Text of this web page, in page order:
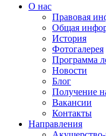
О нас
Правовая
Общая
История
Фотогалерея
Программа
Новости
Блог
Получение
Вакансии
Контакты
Направления